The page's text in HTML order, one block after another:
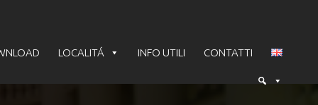
LOCALITÁ INFO UTILI CONTATTI